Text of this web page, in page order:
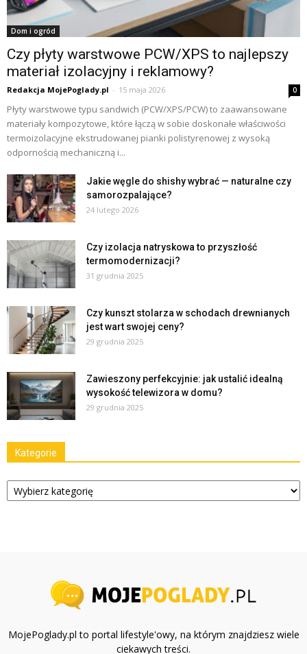
Dom i ogród
Czy płyty warstwowe PCW/XPS to najlepszy
materiał izolacyjny i reklamowy?
Redakcja MojePoglady.pl - 15 maja 2026 0
Płyty warstwowe typu sandwich (PCW/XPS/PCW) to zaawansowane
materiały kompozytowe, które łączą w sobie doskonałe właściwości
termoizolacyjne ekstrudowanej pianki polistyrenowej z wysoką
odpornością mechaniczną i...
Jakie węgle do shishy wybrać — naturalne czy
samorozpalające?
24 lutego 2026
Czy izolacja natryskowa to przyszłość
termomodernizacji?
31 grudnia 2025
Czy kunszt stolarza w schodach drewnianych
jest wart swojej ceny?
29 grudnia 2025
Zawieszony perfekcyjnie: jak ustalić idealną
wysokość telewizora w domu?
29 grudnia 2025
Kategorie
Kategorie
MojePoglady.pl to portal lifestyle'owy, na którym znajdziesz wiele
ciekawych treści.